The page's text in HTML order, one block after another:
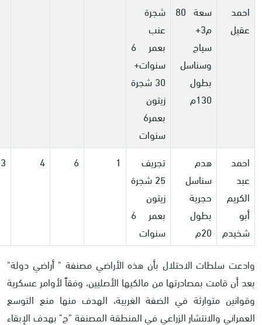
احمد
عقيل
سعة 80
م3+
سياج
وسناسل
بطول
130م
شجرة
عنب
بعمر 6
سنوات+
30 شجرة
زيتون
بعمر6
سنوات
احمد
عبد
الكريم
أبو
شخيدم
هدم
سناسل
حجرية
بطول
20م
تجريف
25 شجرة
زيتون
بعمر 6
سنوات
1
6
4
3
وادعت سلطات الاحتلال بأن هذه الأراضي مصنفة " أراضي دولة"
بعد أن قامت بمصادرتها من مالكيها الأصليين، وفقاً لأوامر عسكرية
وقوانين متوارثة في الضفة الغربية، الهدف منها منع التوسع
العمراني والانتشار الزراعي في المنطقة المصنفة "ج" بهدف الإبقاء